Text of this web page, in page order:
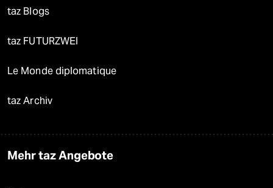
taz Blogs
taz FUTURZWEI
Le Monde diplomatique
taz Archiv
Mehr taz Angebote